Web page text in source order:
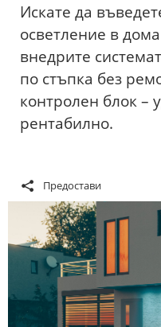
Искате да
осветление в
внедрите
по стъпка без
контролен блок –
рентабилно.
Предостави